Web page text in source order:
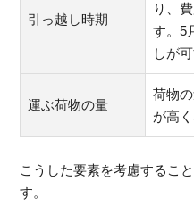
引っ越し時期
り、
す。5
しが
運ぶ荷物の量
荷物
が高
こうした要素を考慮するこ
す。